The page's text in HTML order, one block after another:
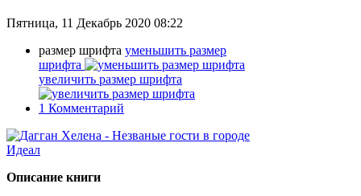
Пятница, 11 Декабрь 2020 08:22
размер шрифта уменьшить размер
шрифта
увеличить размер шрифта
1 Комментарий
Описание книги